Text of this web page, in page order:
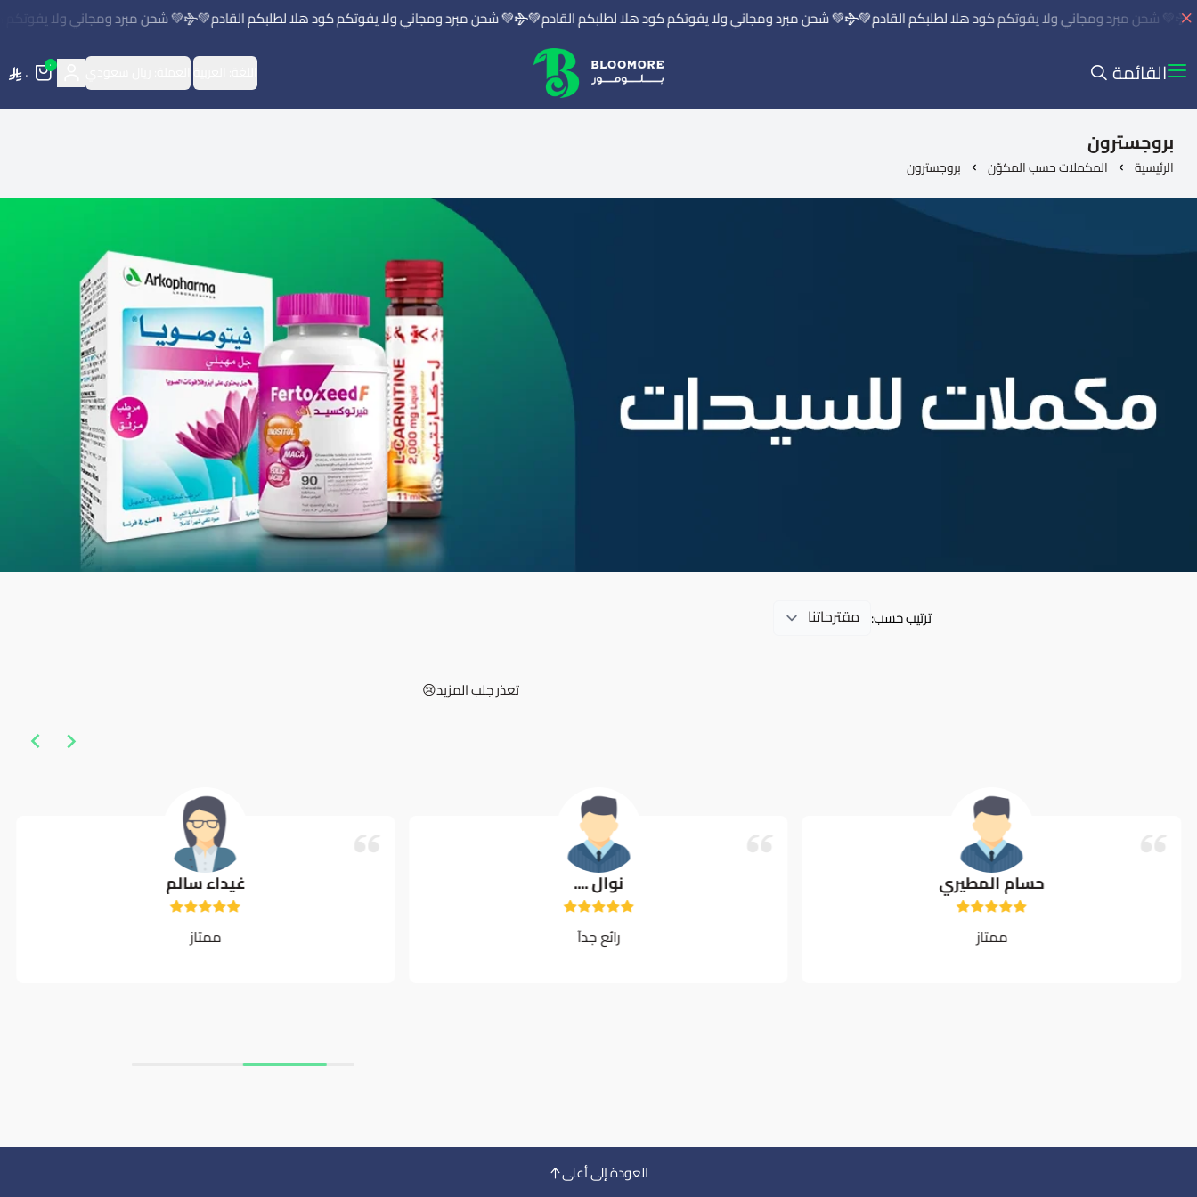
💚 شحن مبرد ومجاني ولا يفوتكم كود هلا لطلبكم القادم💚 💚 شحن مبرد ومجاني ولا يفوتكم كود هلا لطلبكم القادم💚 💚 شحن مبرد ومجاني ولا يفوتكم كود هلا لطلبكم القادم💚 💚 شحن مبرد ومجاني ولا يفوتكم
القائمة بلومور | BLOOMORE
٠ ٠
بروجسترون
الرئيسية المكملات حسب المكوّن بروجسترون
ترتيب حسب:
تعذر جلب المزيد😢
حسام المطيري
ممتاز
نوال ....
رائع جدآ
غيداء سالم
ممتاز
العودة إلى أعلى